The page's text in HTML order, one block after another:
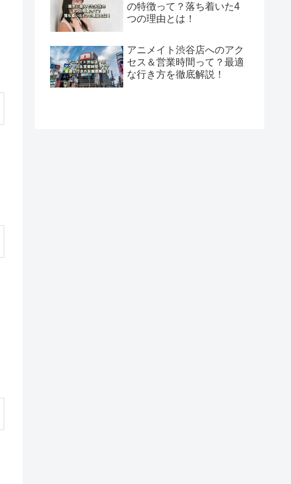
の特徴って？落ち着いた4
つの理由とは！
アニメイト渋谷店へのアク
セス＆営業時間って？最適
な行き方を徹底解説！